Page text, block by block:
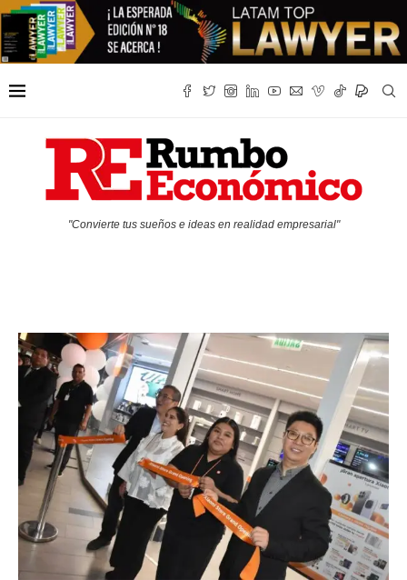
"Convierte tus sueños e ideas en realidad empresarial"